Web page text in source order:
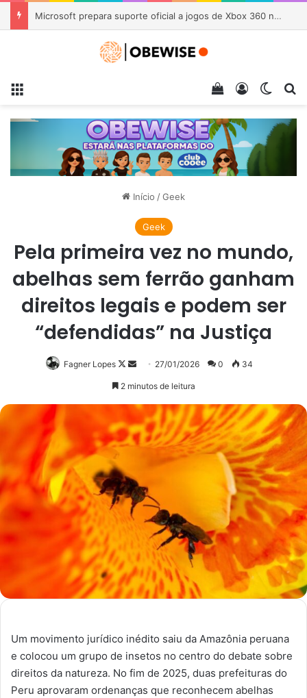
Microsoft prepara suporte oficial a jogos de Xbox 360 no PC
Entrar
Veja seu
Início /Geek
Geek
Pela primeira vez no mundo,
abelhas sem ferrão ganham
direitos legais e podem ser
“defendidas” na Justiça
Fagner Lopes
Follow
Mande
mail
27/01/2026 0 34
2 minutos de leitura
Um movimento jurídico inédito saiu da Amazônia peruana
e colocou um grupo de insetos no centro do debate sobre
direitos da natureza. No fim de 2025, duas prefeituras do
Peru aprovaram ordenanças que reconhecem abelhas